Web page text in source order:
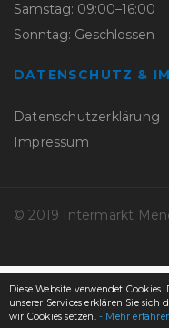
Diese Website verwendet
unserer Services erklären Sie sich
wir Cookies setzen. - Mehr
Samstag: 09:00–16:00
Sonntag: Geschlossen
DATENSCHUTZ &
Datenschutzerklärung
Impressum
© 2019 Intermarkt